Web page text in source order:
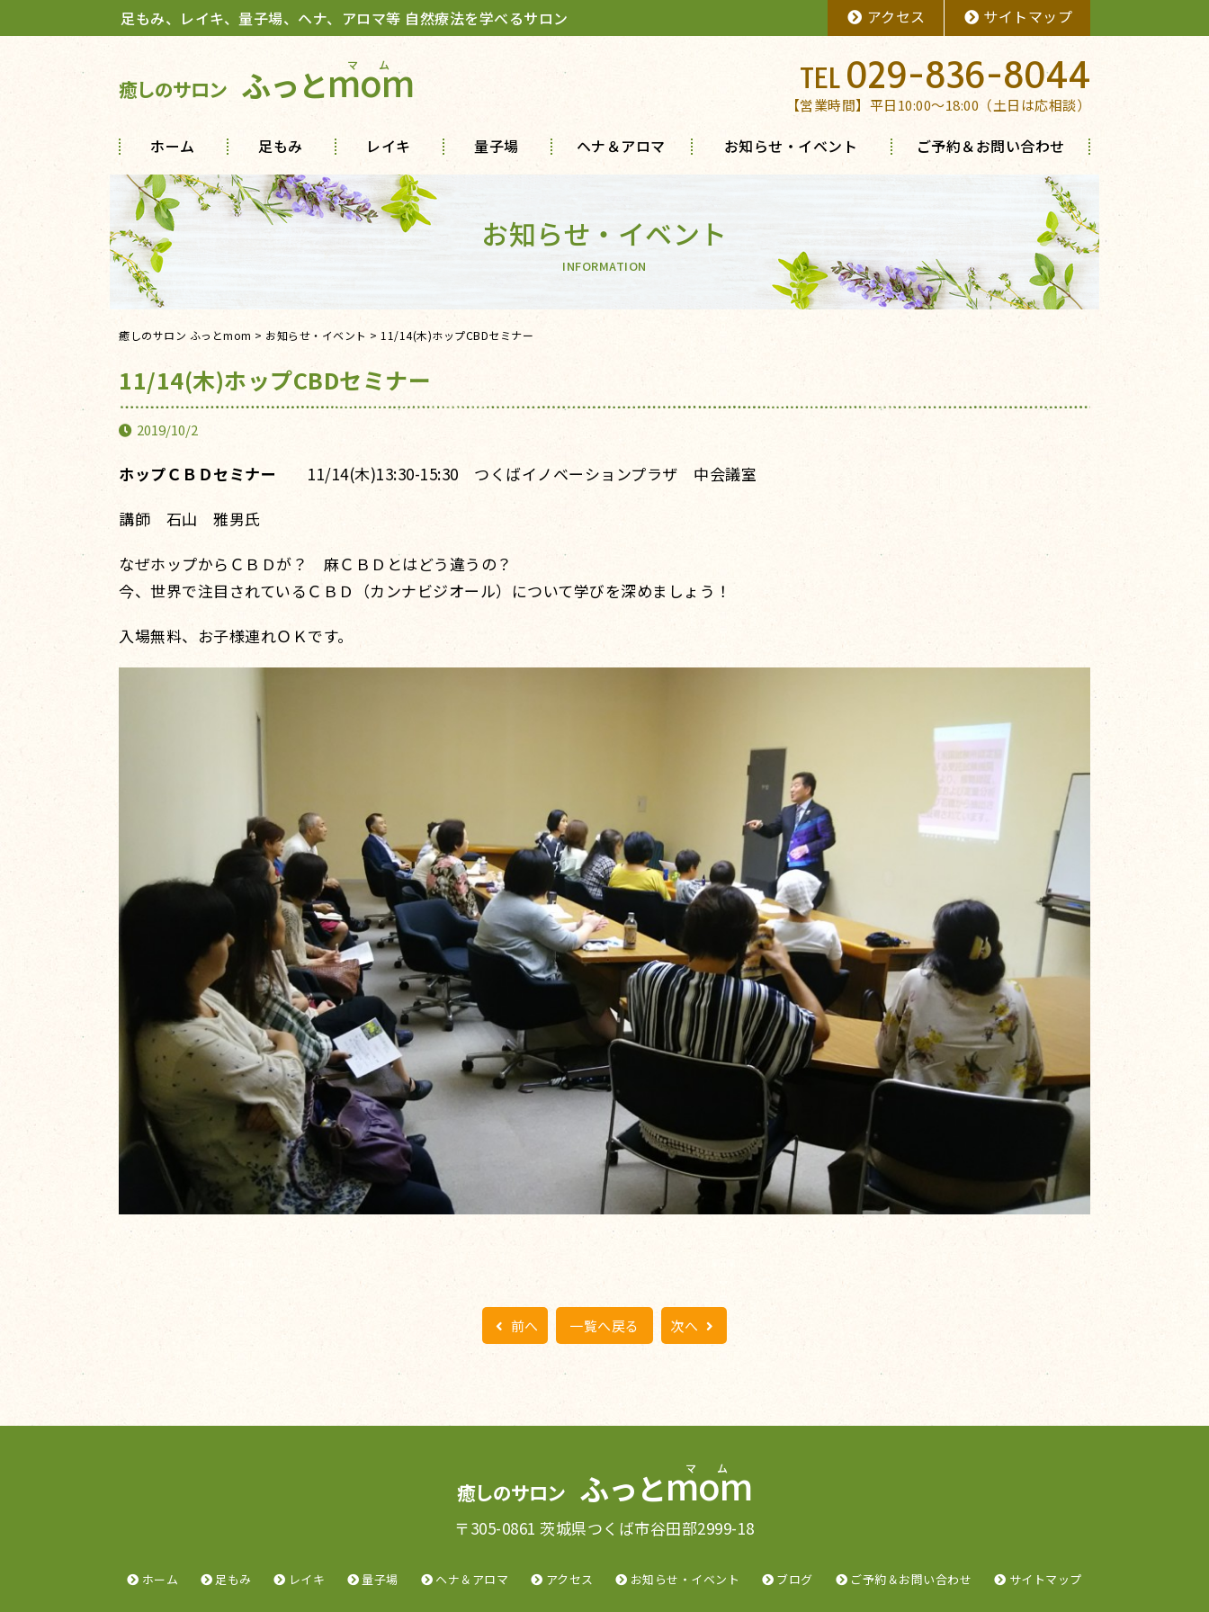
足もみ、レイキ、量子場、ヘナ、アロマ等 自然療法を学べるサロン アクセス サイトマップ
癒しのサロン ふっとmom 029-836-8044
【営業時間】平日10:00～18:00（土日は応相談）
ホーム 足もみ レイキ 量子場 ヘナ＆アロマ お知らせ・イベント ご予約＆お問い合わせ
お知らせ・イベント
INFORMATION
癒しのサロン ふっとmom > お知らせ・イベント > 11/14(木)ホップCBDセミナー
11/14(木)ホップCBDセミナー
2019/10/2
ホップＣＢＤセミナー 11/14(木)13:30-15:30 つくばイノベーションプラザ 中会議室
講師 石山 雅男氏
なぜホップからＣＢＤが？ 麻ＣＢＤとはどう違うの？
今、世界で注目されているＣＢＤ（カンナビジオール）について学びを深めましょう！
入場無料、お子様連れＯＫです。
前へ 一覧へ戻る 次へ
癒しのサロン ふっとmom
〒305-0861 茨城県つくば市谷田部2999-18
ホーム 足もみ レイキ 量子場 ヘナ＆アロマ アクセス お知らせ・イベント ブログ ご予約＆お問い合わせ サイトマップ